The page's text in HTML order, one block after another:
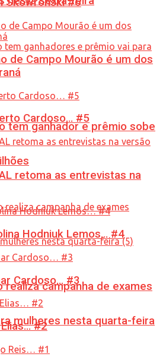
tem ganhador e prêmio sobe
realiza campanha de exames
mulheres nesta quarta-feira
de Campo Mourão é um dos
Cardoso… #5
retoma as entrevistas na
Hodniuk Lemos… #4
Cardoso… #3
#2